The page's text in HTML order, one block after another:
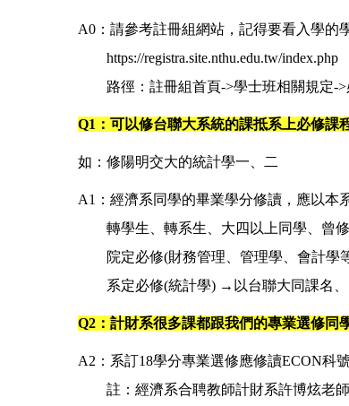
A0：請參考註冊組網站，記得要看入學的
https://registra.site.nthu.edu.tw/index.php
路徑：註冊組首頁->學士班相關規定-
Q1：可以修台聯大系統的課抵系上必修課
如：修陽明交大的統計學一、二
A1：經濟系同學的畢業學分修讀，應以本
轉學生、轉系生、大四以上同學、曾
院定必修(財務管理、管理學、會計
系定必修(統計學) →以台聯大同課名、
Q2：計財系很多課都跟我們的專業選修同
A2：系訂18學分專業選修應修讀ECON科
註：經濟系合聘教師計財系許博炫老師